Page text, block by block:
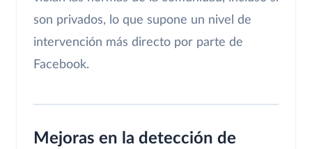
son privados, lo que supone un nivel de
intervención más directo por parte de
Facebook.
Mejoras en la detección de